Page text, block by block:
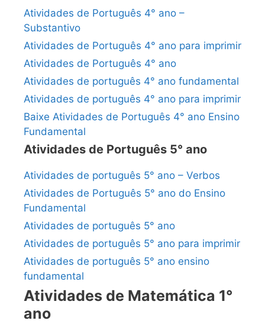
Atividades de Português 4° ano –
Substantivo
Atividades de Português 4° ano para imprimir
Atividades de Português 4° ano
Atividades de português 4° ano fundamental
Atividades de português 4° ano para imprimir
Baixe Atividades de Português 4° ano Ensino
Fundamental
Atividades de Português 5° ano
Atividades de português 5° ano – Verbos
Atividades de Português 5° ano do Ensino
Fundamental
Atividades de português 5° ano
Atividades de português 5° ano para imprimir
Atividades de português 5° ano ensino
fundamental
Atividades de Matemática 1°
ano